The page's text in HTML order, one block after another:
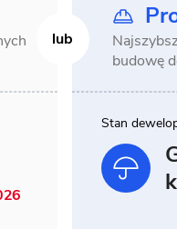
budowę
Stan